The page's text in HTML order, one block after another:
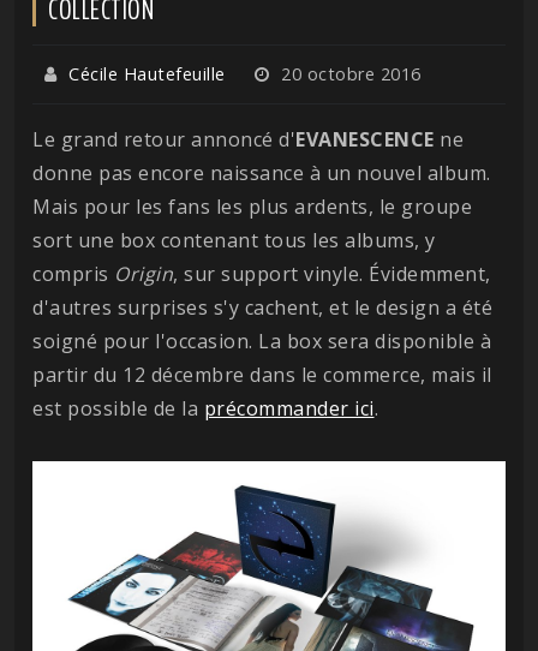
COLLECTION
Cécile Hautefeuille 20 octobre 2016
Le grand retour annoncé d'EVANESCENCE ne
donne pas encore naissance à un nouvel album.
Mais pour les fans les plus ardents, le groupe
sort une box contenant tous les albums, y
compris Origin, sur support vinyle. Évidemment,
d'autres surprises s'y cachent, et le design a été
soigné pour l'occasion. La box sera disponible à
partir du 12 décembre dans le commerce, mais il
est possible de la précommander ici.